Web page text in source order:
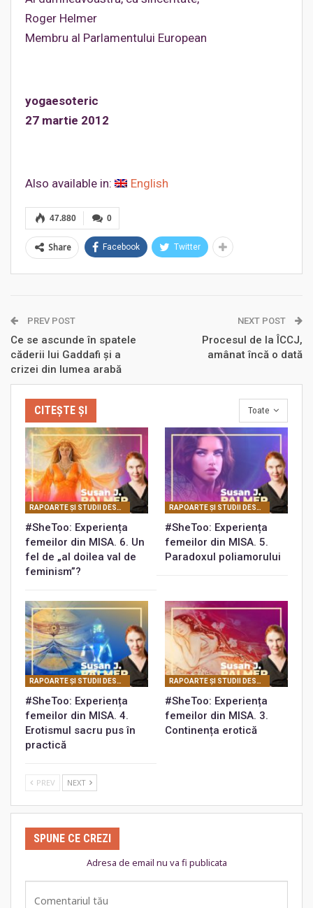
Roger Helmer
Membru al Parlamentului European
yogaesoteric
27 martie 2012
Also available in: English
0
47.880
Share Facebook Twitter
PREV POST
Ce se ascunde în spatele
căderii lui Gaddafi şi a
crizei din lumea arabă
NEXT POST
Procesul de la ÎCCJ,
amânat încă o dată
Toate
CITEȘTE ȘI
RAPOARTE ŞI STUDII DESPRE MISA
#SheToo: Experiența
femeilor din MISA. 6. Un
fel de „al doilea val de
feminism”?
RAPOARTE ŞI STUDII DESPRE MISA
#SheToo: Experiența
femeilor din MISA. 5.
Paradoxul poliamorului
RAPOARTE ŞI STUDII DESPRE MISA
#SheToo: Experiența
femeilor din MISA. 4.
Erotismul sacru pus în
practică
RAPOARTE ŞI STUDII DESPRE MISA
#SheToo: Experiența
femeilor din MISA. 3.
Continența erotică
PREV NEXT
SPUNE CE CREZI
Adresa de email nu va fi publicata